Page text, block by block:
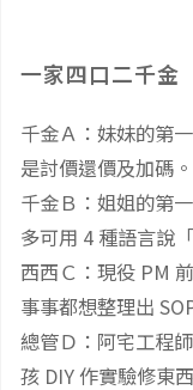
一家四口二千金
千金Ａ：妹妹的第
是討價還價及加碼。
千金Ｂ：姐姐的第
多可用 4 種語言說
西西Ｃ：現役 PM
事事都想整理出
總管Ｄ：阿宅工程
孩 DIY 作實驗修東